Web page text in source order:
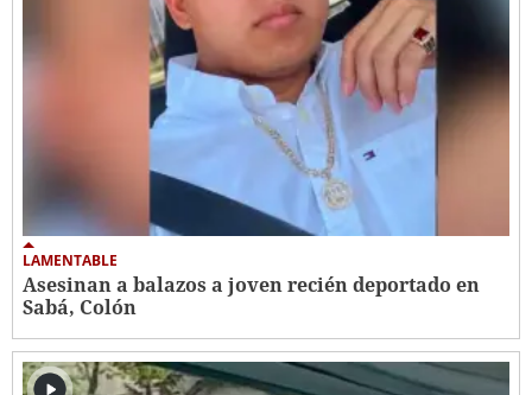
LAMENTABLE
Asesinan a balazos a joven recién deportado en
Sabá, Colón